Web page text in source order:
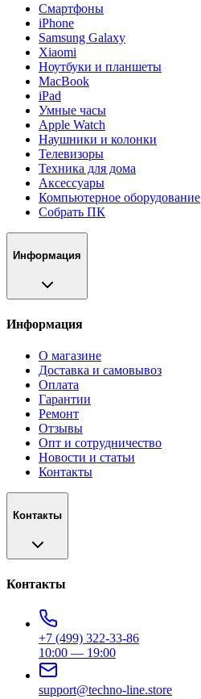
Смартфоны
iPhone
Samsung Galaxy
Xiaomi
Ноутбуки и планшеты
MacBook
iPad
Умные часы
Apple Watch
Наушники и колонки
Телевизоры
Техника для дома
Аксессуары
Компьютерное оборудование
Собрать ПК
Информация
Информация
О магазине
Доставка и самовывоз
Оплата
Гарантии
Ремонт
Отзывы
Опт и сотрудничество
Новости и статьи
Контакты
Контакты
Контакты
+7 (499) 322-33-86
10:00 — 19:00
support@techno-line.store